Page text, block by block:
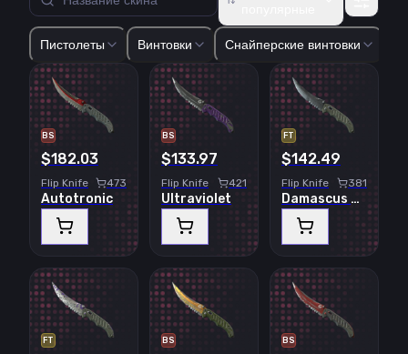
Пистолеты Винтовки Снайперские винтовки
Glock-18USP-SP2000P250Five-SeveNTec-9CZ75-Auto
BS
$182.03
Flip Knife 473
Autotronic
BS
$133.97
Flip Knife 421
Ultraviolet
FT
$142.49
Flip Knife 381
Damascus Steel
FT BS BS